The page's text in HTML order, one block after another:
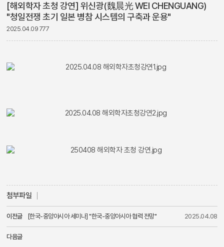
[해외학자 초청 강연] 위신광(魏晨光 WEI CHENGUANG)
"청일전쟁 초기 일본 병참 시스템의 구축과 운용"
2025.04.09 777
첨부파일
이전글 [한국-중앙아시아 세미나] "한국-중앙아시아 협력 전망" 2025.04.08
다음글